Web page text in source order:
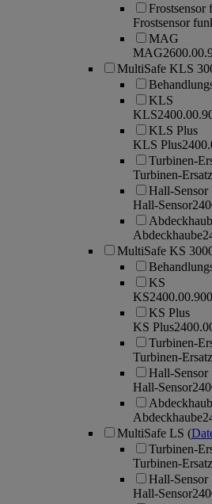
Frostsensor
Frostsensor
MAG
MAG
MultiSafe KLS
KLS
KLS
KLS Plus
KLS Plus
Turbinen-
Turbinen-
Hall-Sensor
Hall-Sensor
Abdeckhaube
MultiSafe KS
KS
KS2400.00.900
KS Plus
KS Plus
Turbinen-
Turbinen-
Hall-Sensor
Hall-Sensor
Abdeckhaube
MultiSafe LS (
Turbinen-
Turbinen-
Hall-Sensor
Hall-Sensor